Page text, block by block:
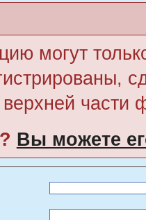
могут
верхней части
Вы можете